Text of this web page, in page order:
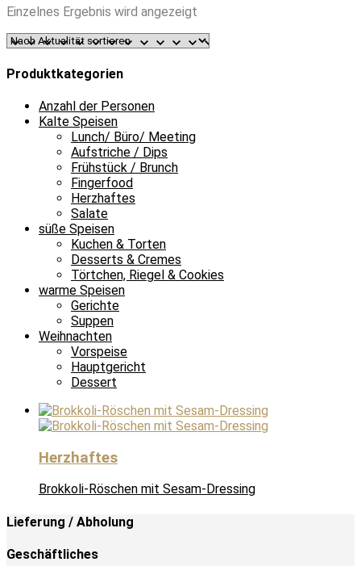
Einzelnes Ergebnis wird angezeigt
Produktkategorien
Anzahl der Personen
Kalte Speisen
Lunch/ Büro/ Meeting
Aufstriche / Dips
Frühstück / Brunch
Fingerfood
Herzhaftes
Salate
süße Speisen
Kuchen & Torten
Desserts & Cremes
Törtchen, Riegel & Cookies
warme Speisen
Gerichte
Suppen
Weihnachten
Vorspeise
Hauptgericht
Dessert
Herzhaftes
Brokkoli-Röschen mit Sesam-Dressing
Lieferung / Abholung
Geschäftliches